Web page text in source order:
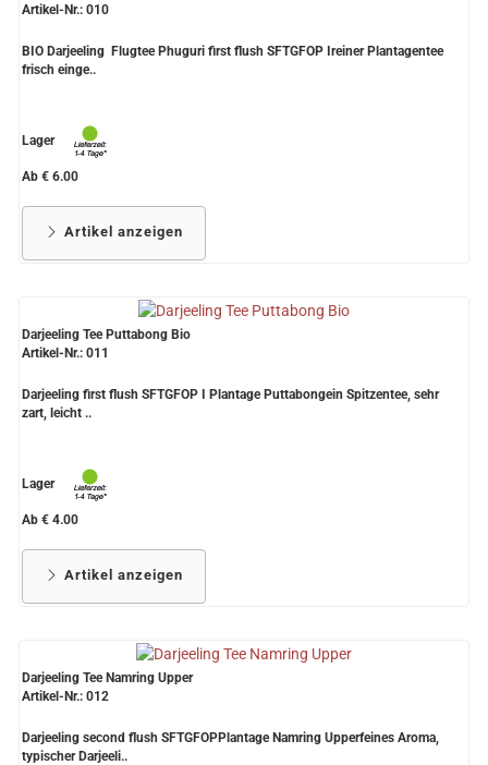
Artikel-Nr.: 010
BIO Darjeeling Flugtee Phuguri first flush SFTGFOP Ireiner Plantagentee
frisch einge..
Lager
Ab € 6.00
Artikel anzeigen
Darjeeling Tee Puttabong Bio
Artikel-Nr.: 011
Darjeeling first flush SFTGFOP I Plantage Puttabongein Spitzentee, sehr
zart, leicht ..
Lager
Ab € 4.00
Artikel anzeigen
Darjeeling Tee Namring Upper
Artikel-Nr.: 012
Darjeeling second flush SFTGFOPPlantage Namring Upperfeines Aroma,
typischer Darjeeli..